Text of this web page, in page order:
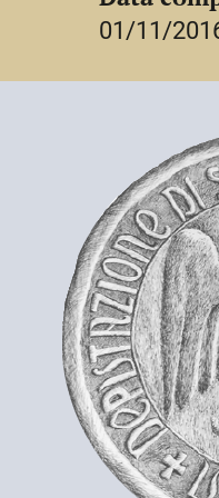
, vi si spense nello
01/11/